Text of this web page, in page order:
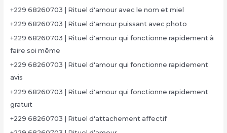
+229 68260703 | Rituel d'amour avec le nom et miel
+229 68260703 | Rituel d'amour puissant avec photo
+229 68260703 | Rituel d'amour qui fonctionne rapidement à
faire soi même
+229 68260703 | Rituel d'amour qui fonctionne rapidement
avis
+229 68260703 | Rituel d'amour qui fonctionne rapidement
gratuit
+229 68260703 | Rituel d'attachement affectif